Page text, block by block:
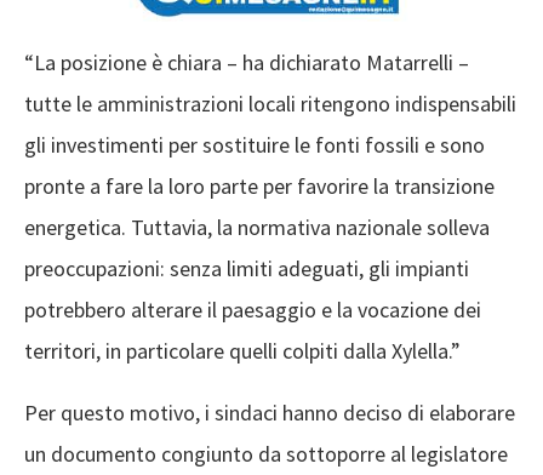
“La posizione è chiara – ha dichiarato Matarrelli –
tutte le amministrazioni locali ritengono indispensabili
gli investimenti per sostituire le fonti fossili e sono
pronte a fare la loro parte per favorire la transizione
energetica. Tuttavia, la normativa nazionale solleva
preoccupazioni: senza limiti adeguati, gli impianti
potrebbero alterare il paesaggio e la vocazione dei
territori, in particolare quelli colpiti dalla Xylella.”
Per questo motivo, i sindaci hanno deciso di elaborare
un documento congiunto da sottoporre al legislatore